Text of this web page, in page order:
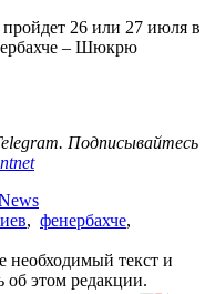
26 или 27 июля в
– Шюкрю
Подписывайтесь
, фенербахче,
необходимый текст и
этом редакции.